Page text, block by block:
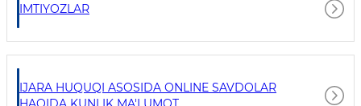
IMTIYOZLAR
IJARA HUQUQI ASOSIDA ONLINE SAVDOLAR